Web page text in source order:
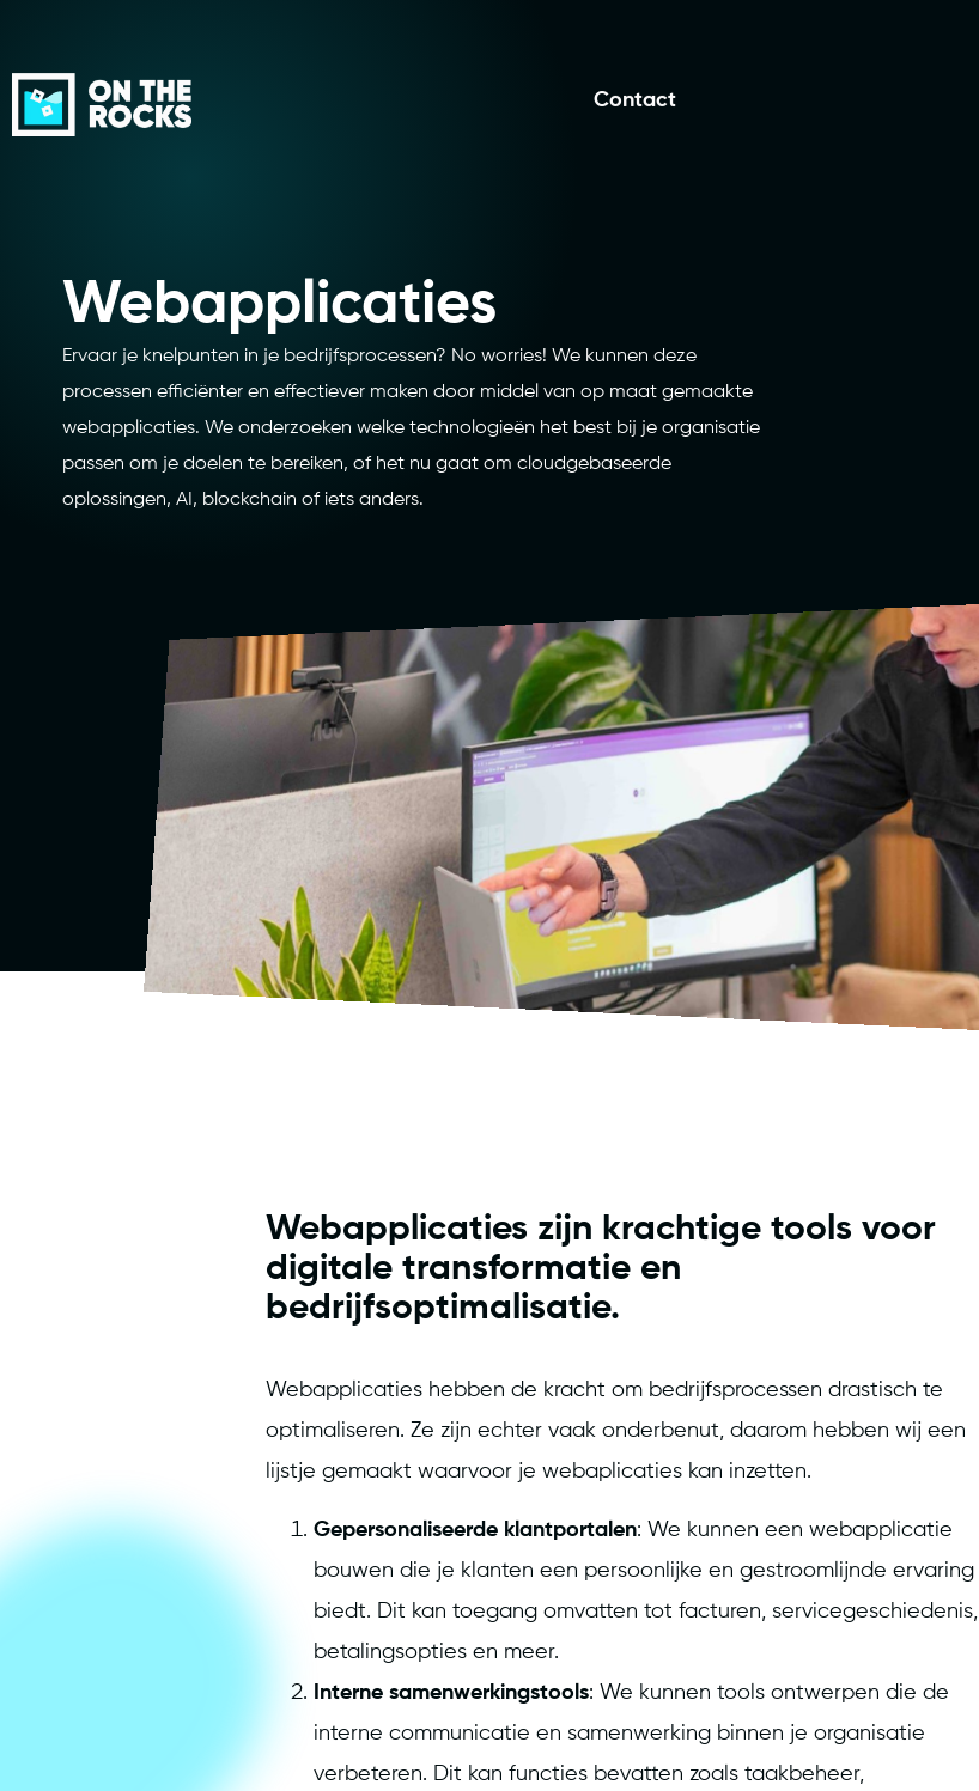
Contact
Webapplicaties
Ervaar je knelpunten in je bedrijfsprocessen? No worries! We kunnen deze
processen efficiënter en effectiever maken door middel van op maat gemaakte
webapplicaties. We onderzoeken welke technologieën het best bij je organisatie
passen om je doelen te bereiken, of het nu gaat om cloudgebaseerde
oplossingen, AI, blockchain of iets anders.
Webapplicaties zijn krachtige tools voor
digitale transformatie en
bedrijfsoptimalisatie.
Webapplicaties hebben de kracht om bedrijfsprocessen drastisch te
optimaliseren. Ze zijn echter vaak onderbenut, daarom hebben wij een
lijstje gemaakt waarvoor je webaplicaties kan inzetten.
Gepersonaliseerde klantportalen: We kunnen een webapplicatie
bouwen die je klanten een persoonlijke en gestroomlijnde ervaring
biedt. Dit kan toegang omvatten tot facturen, servicegeschiedenis,
betalingsopties en meer.
Interne samenwerkingstools: We kunnen tools ontwerpen die de
interne communicatie en samenwerking binnen je organisatie
verbeteren. Dit kan functies bevatten zoals taakbeheer,